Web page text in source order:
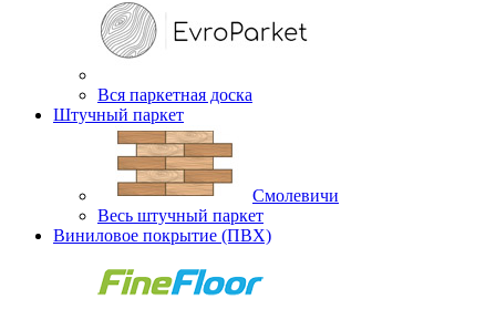
Вся паркетная доска
Штучный паркет
Смолевичи
Весь штучный паркет
Виниловое покрытие (ПВХ)